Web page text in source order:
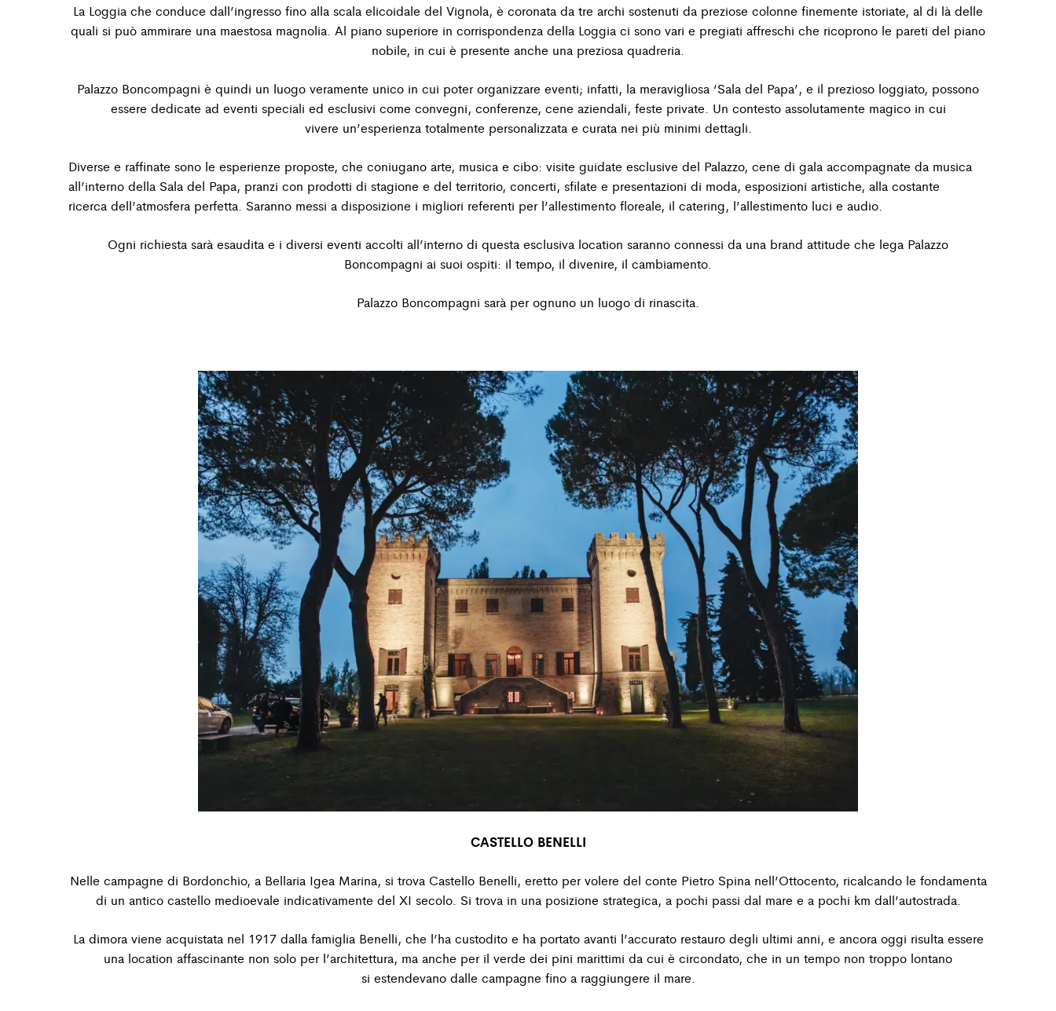
La Loggia che conduce dall’ingresso fino alla scala elicoidale del Vignola, è coronata da tre archi sostenuti da preziose colonne finemente istoriate, al di là delle
quali si può ammirare una maestosa magnolia. Al piano superiore in corrispondenza della Loggia ci sono vari e pregiati affreschi che ricoprono le pareti del piano
nobile, in cui è presente anche una preziosa quadreria.
Palazzo Boncompagni è quindi un luogo veramente unico in cui poter organizzare eventi; infatti, la meravigliosa ‘Sala del Papa’, e il prezioso loggiato, possono
essere dedicate ad eventi speciali ed esclusivi come convegni, conferenze, cene aziendali, feste private. Un contesto assolutamente magico in cui
vivere un’esperienza totalmente personalizzata e curata nei più minimi dettagli.
Diverse e raffinate sono le esperienze proposte, che coniugano arte, musica e cibo: visite guidate esclusive del Palazzo, cene di gala accompagnate da musica
all’interno della Sala del Papa, pranzi con prodotti di stagione e del territorio, concerti, sfilate e presentazioni di moda, esposizioni artistiche, alla costante
ricerca dell’atmosfera perfetta. Saranno messi a disposizione i migliori referenti per l’allestimento floreale, il catering, l’allestimento luci e audio.
Ogni richiesta sarà esaudita e i diversi eventi accolti all’interno di questa esclusiva location saranno connessi da una brand attitude che lega Palazzo
Boncompagni ai suoi ospiti: il tempo, il divenire, il cambiamento.
Palazzo Boncompagni sarà per ognuno un luogo di rinascita.
CASTELLO BENELLI
Nelle campagne di Bordonchio, a Bellaria Igea Marina, si trova Castello Benelli, eretto per volere del conte Pietro Spina nell’Ottocento, ricalcando le fondamenta
di un antico castello medioevale indicativamente del XI secolo. Si trova in una posizione strategica, a pochi passi dal mare e a pochi km dall’autostrada.
La dimora viene acquistata nel 1917 dalla famiglia Benelli, che l’ha custodito e ha portato avanti l’accurato restauro degli ultimi anni, e ancora oggi risulta essere
una location affascinante non solo per l’architettura, ma anche per il verde dei pini marittimi da cui è circondato, che in un tempo non troppo lontano
si estendevano dalle campagne fino a raggiungere il mare.